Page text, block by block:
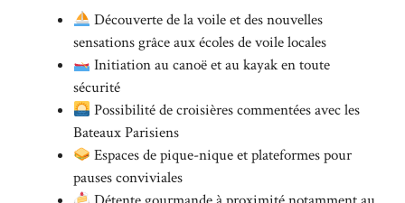
Découverte de la voile et des nouvelles
sensations grâce aux écoles de voile locales
Initiation au canoë et au kayak en toute
sécurité
Possibilité de croisières commentées avec les
Bateaux Parisiens
Espaces de pique-nique et plateformes pour
pauses conviviales